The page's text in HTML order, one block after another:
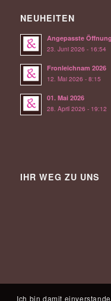
NEUHEITEN
Angepasste
23. Juni 2026 - 16:54
Fronleichnam 2026
12. Mai 2026 - 8:15
01. Mai 2026
28. April 2026 - 19:12
IHR WEG ZU UNS
Ich bin damit